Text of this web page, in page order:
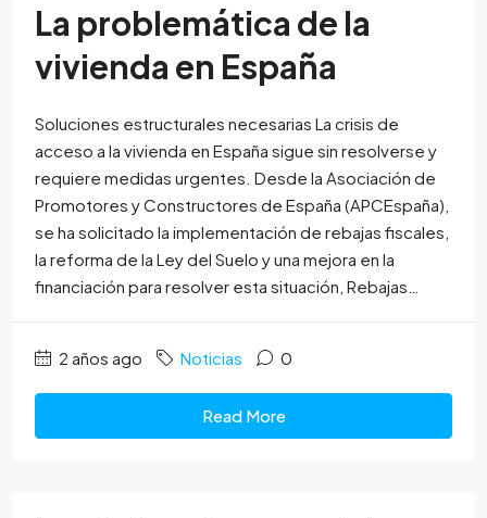
La problemática de la
vivienda en España
Soluciones estructurales necesarias La crisis de
acceso a la vivienda en España sigue sin resolverse y
requiere medidas urgentes. Desde la Asociación de
Promotores y Constructores de España (APCEspaña),
se ha solicitado la implementación de rebajas fiscales,
la reforma de la Ley del Suelo y una mejora en la
financiación para resolver esta situación, Rebajas…
2 años ago Noticias 0
Read More